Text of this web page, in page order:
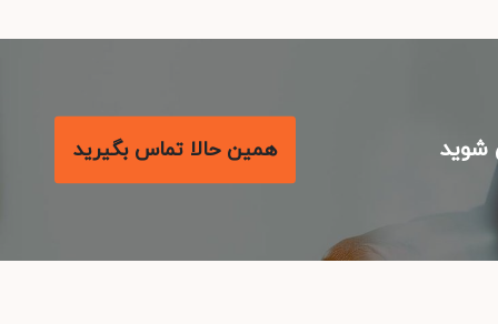
همین حالا تماس بگیرید